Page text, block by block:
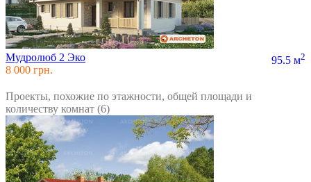
Мудролюб 2 Эко 95.5 м2
8 000 грн.
Проекты, похожие по этажности, общей площади и
количеству комнат (6)